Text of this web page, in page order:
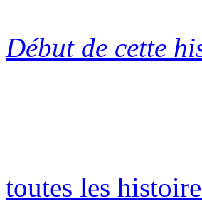
Début de cette
toutes les